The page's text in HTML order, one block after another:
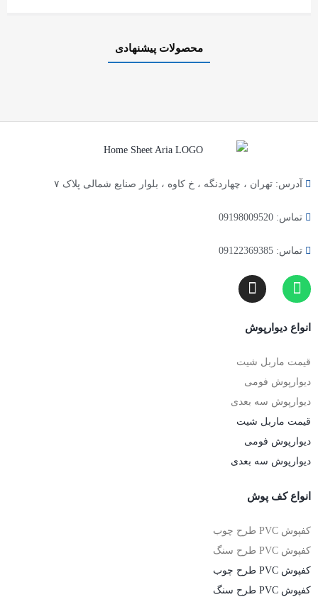
محصولات پیشنهادی
آدرس: تهران ، چهاردنگه ، خ کاوه ، بلوار صنایع شمالی پلاک ۷
تماس: 09198009520
تماس: 09122369385
انواع دیوارپوش
قیمت ماربل شیت
دیوارپوش فومی
دیوارپوش سه بعدی
قیمت ماربل شیت
دیوارپوش فومی
دیوارپوش سه بعدی
انواع کف پوش
کفپوش PVC طرح چوب
کفپوش PVC طرح سنگ
کفپوش PVC طرح چوب
کفپوش PVC طرح سنگ